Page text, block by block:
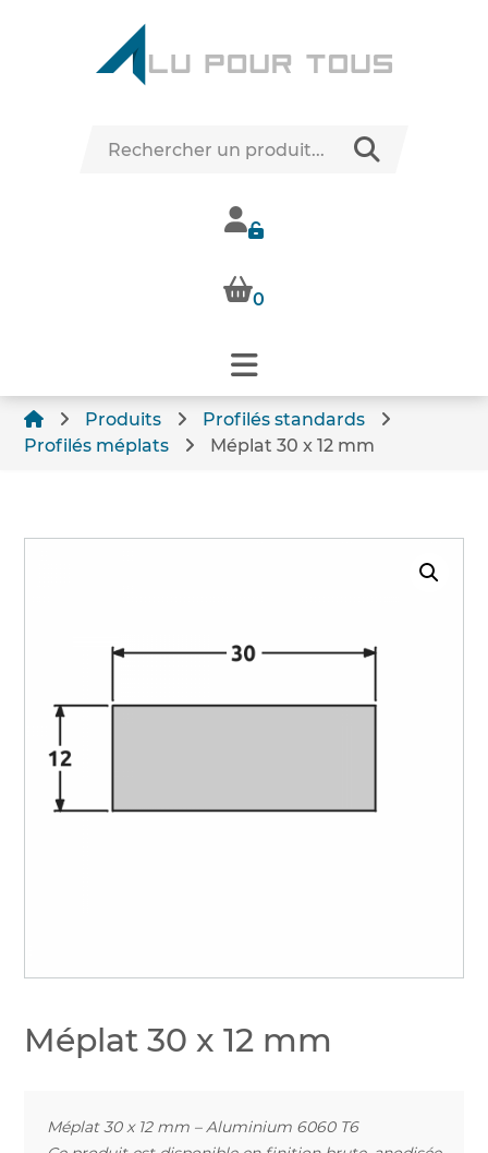
0
Produits
Profilés standards
Profilés méplats
Méplat 30 x 12 mm
Méplat 30 x 12 mm
Méplat 30 x 12 mm – Aluminium 6060 T6